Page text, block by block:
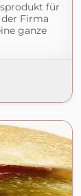
für
der Firma
ganze